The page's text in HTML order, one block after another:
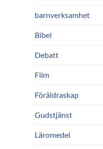
barnverksamhet
Bibel
Debatt
Film
Föräldraskap
Gudstjänst
Läromedel